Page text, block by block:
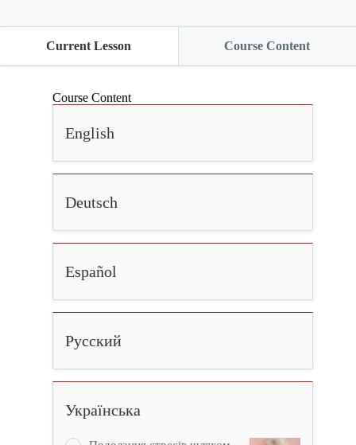
Current Lesson Course Content
Course Content
English
Deutsch
Español
Русский
Українська